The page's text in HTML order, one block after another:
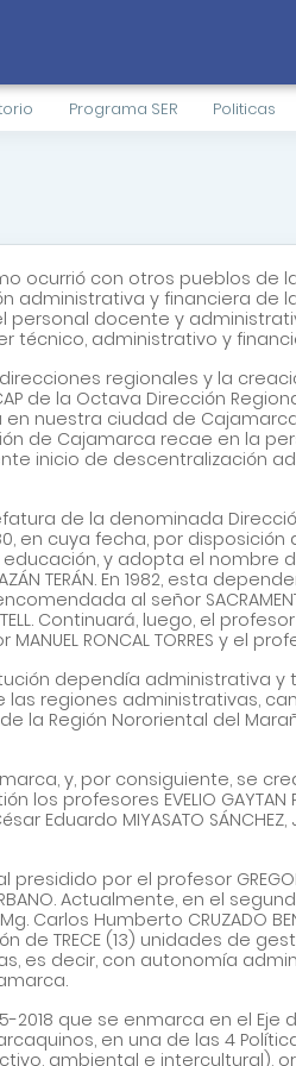
Programa SER Politicas
con otros pueblos de
y financiera de la
personal docente y
técnico, administrativo y
direcciones regionales y la
de la Octava Dirección
nuestra ciudad de
Cajamarca recae en la
inicio de descentralización
de la denominada
en cuya fecha, por
y adopta el nombre de
TERÁN. En 1982, esta
al señor SACRAMENTO
Continuará, luego, el profesor
RONCAL TORRES y el
dependía
las regiones administrativas,
la Región Nororiental del
y, por consiguiente, se
profesores EVELIO GAYTAN
Eduardo MIYASATO
por el profesor GREGORIO
URBANO. Actualmente, en el
Carlos Humberto CRUZADO
TRECE (13) unidades de
es decir, con autonomía
2018 que se enmarca en el
en una de las 4
ambiental e intercultural),